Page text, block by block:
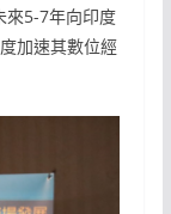
來5-7年向印度
加速其數位經